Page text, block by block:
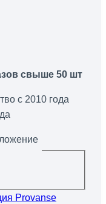
свыше 50 шт
с 2010 года
Provanse